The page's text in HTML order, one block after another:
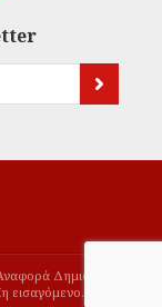
Δημιουργού-Μη
εισαγόμενο.